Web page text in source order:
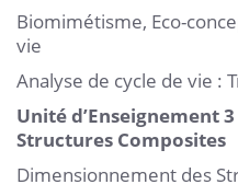
Biomimétisme, Eco-
vie
Analyse de cycle de vie :
Unité d’Enseignement
Structures Composites
Dimensionnement des